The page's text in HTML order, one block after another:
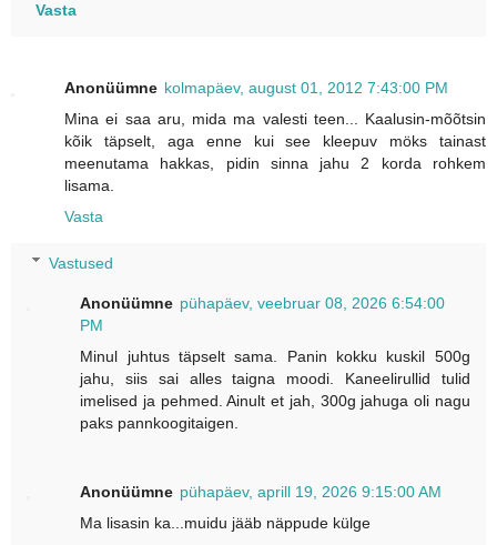
Vasta
Anonüümne kolmapäev, august 01, 2012 7:43:00 PM
Mina ei saa aru, mida ma valesti teen... Kaalusin-mõõtsin
kõik täpselt, aga enne kui see kleepuv möks tainast
meenutama hakkas, pidin sinna jahu 2 korda rohkem
lisama.
Vasta
Vastused
Anonüümne pühapäev, veebruar 08, 2026 6:54:00
PM
Minul juhtus täpselt sama. Panin kokku kuskil 500g
jahu, siis sai alles taigna moodi. Kaneelirullid tulid
imelised ja pehmed. Ainult et jah, 300g jahuga oli nagu
paks pannkoogitaigen.
Anonüümne pühapäev, aprill 19, 2026 9:15:00 AM
Ma lisasin ka...muidu jääb näppude külge